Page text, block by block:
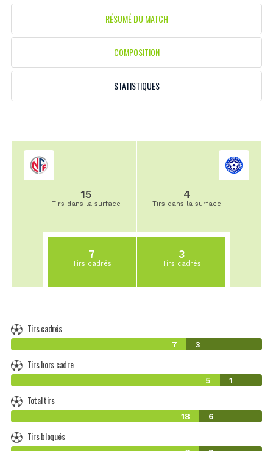
RÉSUMÉ DU MATCH
COMPOSITION
STATISTIQUES
15
Tirs dans la surface
7
Tirs cadrés
4
Tirs dans la surface
3
Tirs cadrés
Tirs cadrés
7 3
Tirs hors cadre
5 1
Total tirs
18 6
Tirs bloqués